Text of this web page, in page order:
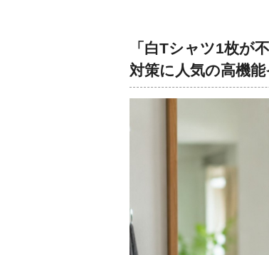
「白Tシャツ1枚が
対策に人気の高機